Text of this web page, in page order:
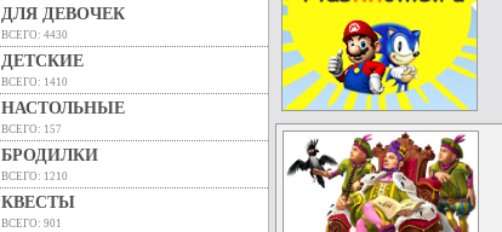
ДЛЯ ДЕВОЧЕК
ВСЕГО: 4430
ДЕТСКИЕ
ВСЕГО: 1410
НАСТОЛЬНЫЕ
ВСЕГО: 157
БРОДИЛКИ
ВСЕГО: 1210
КВЕСТЫ
ВСЕГО: 901